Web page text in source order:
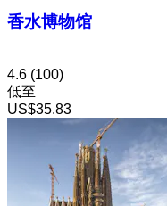
香水博物馆
4.6 (100)
低至
US$35.83